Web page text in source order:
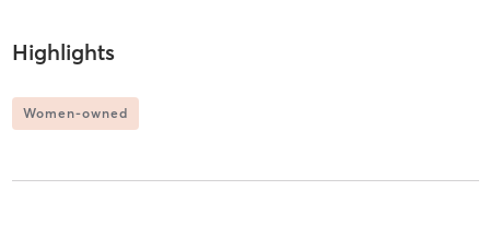
Highlights
Women-owned